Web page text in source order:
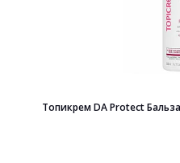
Топикрем DA Protect